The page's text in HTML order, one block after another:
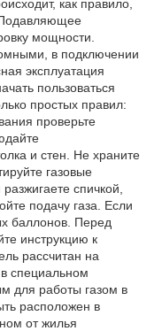
как правило,
Подавляющее
мощности.
в подключении
эксплуатация
пользоваться
простых правил:
проверьте
и стен. Не храните
газовые
спичкой,
подачу газа. Если
баллонов. Перед
инструкцию к
рассчитан на
специальном
для работы газом в
расположен в
от жилья